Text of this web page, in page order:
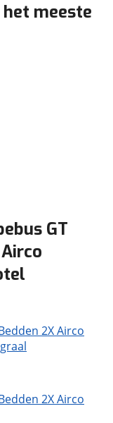
meeste
GT
2X Airco
2X Airco